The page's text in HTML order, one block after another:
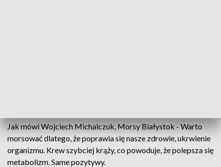
Jak mówi Wojciech Michalczuk, Morsy Białystok - Warto
morsować dlatego, że poprawia się nasze zdrowie, ukrwienie
organizmu. Krew szybciej krąży, co powoduje, że polepsza się
metabolizm. Same pozytywy.